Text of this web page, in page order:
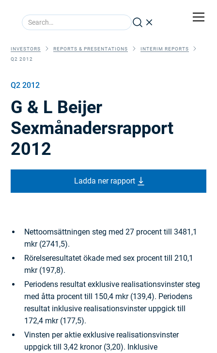
INVESTORS REPORTS & PRESENTATIONS
INTERIM REPORTS
Q2 2012
Q2 2012
G & L Beijer
Sexmånadersrapport
2012
Ladda ner rapport
Nettoomsättningen steg med 27 procent till 3481,1
mkr (2741,5).
Rörelseresultatet ökade med sex procent till 210,1
mkr (197,8).
Periodens resultat exklusive realisationsvinster steg
med åtta procent till 150,4 mkr (139,4). Periodens
resultat inklusive realisationsvinster uppgick till
172,4 mkr (177,5).
Vinsten per aktie exklusive realisationsvinster
uppgick till 3,42 kronor (3,20). Inklusive